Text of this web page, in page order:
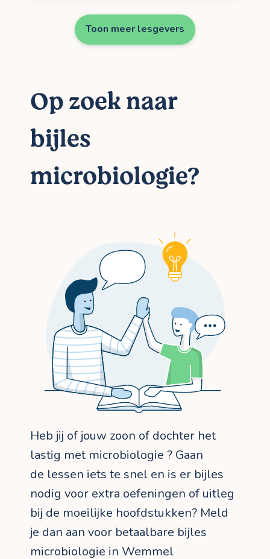
Toon meer lesgevers
Op zoek naar
bijles
microbiologie?
Heb jij of jouw zoon of dochter het
lastig met microbiologie ? Gaan
de lessen iets te snel en is er bijles
nodig voor extra oefeningen of uitleg
bij de moeilijke hoofdstukken? Meld
je dan aan voor betaalbare bijles
microbiologie in Wemmel